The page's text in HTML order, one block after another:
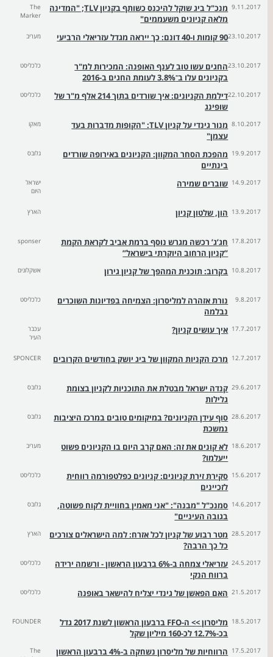
9.11.2017
מנכ"ל ביג שוקל להיכנס כשותף בקניון TLV; "המדינה
מלאה קניונים משעממים"
The
Marker
23.10.201790 קומות ו-40 דונם: כך ייראה מגדל עזריאלי הרביעי מעריב
23.10.2017החגים עשו טוב לענף האופנה: המכירות למ"ר
בקניונים עלו ב־3.8% לעומת החגים ב-2016
כלכליסט
22.10.2017
דילמת הקניונים: איך שורדים בתוך 214 אלף מ"ר של
שופינג
כלכליסט
8.10.2017
מנור גינדי על קניון TLV: "הקופות מדברות בעד
עצמן"
מאקו
19.9.2017 מהפכת הסחר המקוון: הקניונים באירופה שורדים
בינתיים
גלובס
14.9.2017 שוברים שמירה
ישראל
היום
13.9.2017 הון, שלטון קניון הארץ
17.8.2017 חג’ג’ רכשה מגרש נוסף ברמת אביב לקראת הקמת
”קניון הרחוב היוקרתי בישראל”
sponser
10.8.2017 בקרוב: תוכנית המהפך של קניון גירון אשקלונים
9.8.2017
נורת אזהרה למליסרון: הצמיחה בפדיונות השוכרים
נבלמה
כלכליסט
17.7.2017 איך עושים קניון?
עכבר
העיר
12.7.2017 מרכז הקניות המקוון של ביג יושק בחודשים הקרובים SPONCER
29.6.2017 קנדה ישראל מבטלת את התוכניות לקניון בצומת
גלילות
גלובס
28.6.2017 סוף עידן הקניונים? במיקומים טובים במרכז היציבות
נמשכת
גלובס
18.6.2017 לא קונים את זה: האם קרב היום בו הקניונים פשוט
ייעלמו?
מעריב
15.6.2017 סקירת זירת קניונים: קניונים כפלטפורמה רווחית
לזכיינים
כלכליסט
14.6.2017 סמנכ"ל "מבנה": "אני מאמין בחוויית לקוח פשוטה,
בגובה העיניים"
גלובס
28.5.2017 מטר רבוע של קניון לכל אזרח: למה הישראלים צורכים
כל כך הרבה?
הארץ
24.5.2017
עזריאלי צמחה ב-6% ברבעון הראשון - ורשמה ירידה
ברווח הנקי
כלכליסט
21.5.2017 האם הפאשן של גינדי יצליח להישאר באופנה כלכליסט
18.5.2017
מליסרון >> ה-FFO ברבעון הראשון לשנת 2017 גדל
בכ-12.7% לכ-160 מיליון שקל
FOUNDER
17.5.2017 הרווחיות של מליסרון נשחקה ב-4% ברבעון הראשון
The